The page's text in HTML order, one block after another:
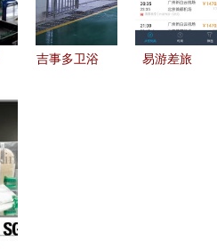
交易会引领
酒店管理新
饮管理新潮
流
吉事多卫浴
易游差旅